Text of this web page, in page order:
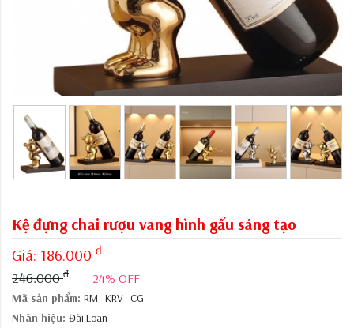
Kệ đựng chai rượu vang hình gấu sáng tạo
Giá: 186.000 đ
246.000đ 24% OFF
Mã sản phẩm: RM_KRV_CG
Nhãn hiệu: Đài Loan